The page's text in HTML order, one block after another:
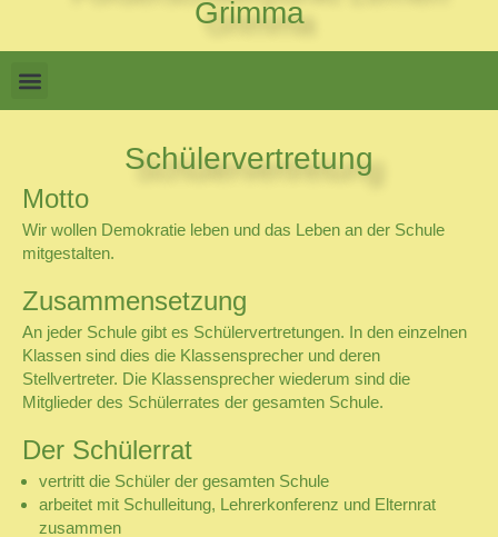
Grimma
Schülervertretung
Motto
Wir wollen Demokratie leben und das Leben an der Schule
mitgestalten.
Zusammensetzung
An jeder Schule gibt es Schülervertretungen. In den einzelnen
Klassen sind dies die Klassensprecher und deren
Stellvertreter. Die Klassensprecher wiederum sind die
Mitglieder des Schülerrates der gesamten Schule.
Der Schülerrat
vertritt die Schüler der gesamten Schule
arbeitet mit Schulleitung, Lehrerkonferenz und Elternrat
zusammen